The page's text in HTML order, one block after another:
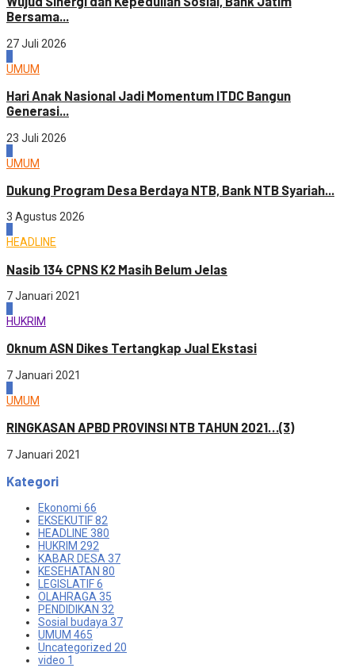
Bersama...
27 Juli 2026
UMUM
Hari Anak Nasional Jadi Momentum ITDC Bangun
Generasi...
23 Juli 2026
UMUM
Dukung Program Desa Berdaya NTB, Bank NTB Syariah...
3 Agustus 2026
HEADLINE
Nasib 134 CPNS K2 Masih Belum Jelas
7 Januari 2021
HUKRIM
Oknum ASN Dikes Tertangkap Jual Ekstasi
7 Januari 2021
UMUM
RINGKASAN APBD PROVINSI NTB TAHUN 2021…(3)
7 Januari 2021
Kategori
Ekonomi 66
EKSEKUTIF82
HEADLINE 380
HUKRIM 292
KABAR DESA37
KESEHATAN 80
LEGISLATIF6
OLAHRAGA35
PENDIDIKAN 32
Sosial budaya37
UMUM 465
Uncategorized 20
video 1